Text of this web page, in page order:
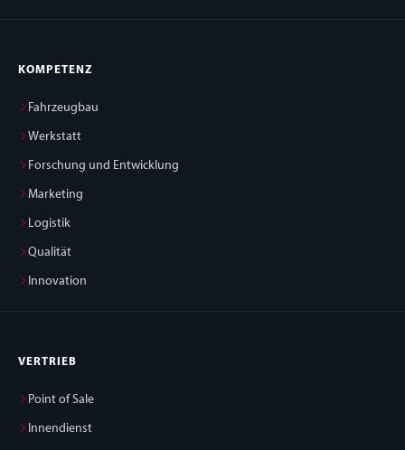
KOMPETENZ
Fahrzeugbau
Werkstatt
Forschung und Entwicklung
Marketing
Logistik
Qualität
Innovation
VERTRIEB
Point of Sale
Innendienst